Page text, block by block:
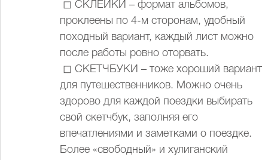
проклеены по 4-м сторонам, удобный
походный вариант, каждый лист можно
после работы ровно оторвать.
для путешественников. Можно очень
здорово для каждой поездки выбирать
свой скетчбук, заполняя его
впечатлениями и заметками о поездке.
Более «свободный» и хулиганский